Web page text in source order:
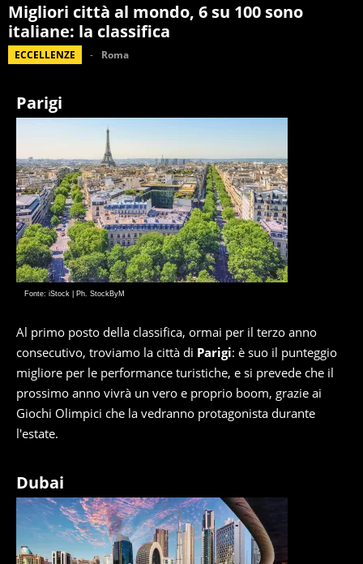
Migliori città al mondo, 6 su 100 sono
italiane: la classifica
ECCELLENZE Roma
Parigi
Fonte: iStock | Ph. StockByM
Al primo posto della classifica, ormai per il terzo anno
consecutivo, troviamo la città di Parigi: è suo il punteggio
migliore per le performance turistiche, e si prevede che il
prossimo anno vivrà un vero e proprio boom, grazie ai
Giochi Olimpici che la vedranno protagonista durante
l'estate.
Dubai